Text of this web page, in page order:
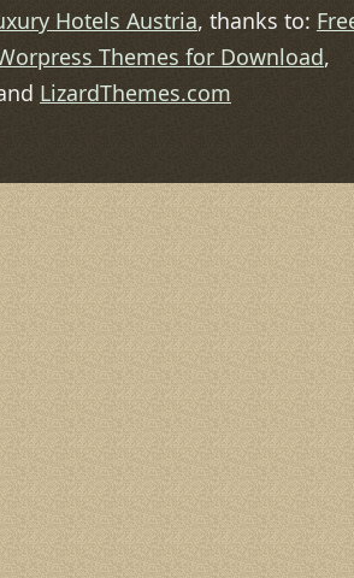
Hotels Austria, thanks to:
Themes for Download,
LizardThemes.com